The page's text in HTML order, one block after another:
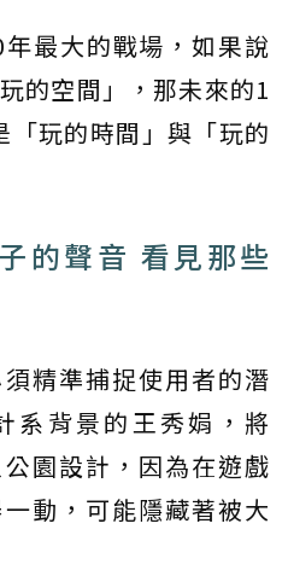
最大的戰場，如果說
的空間」，那未來的1
玩的時間」與「玩的
的聲音 看見那些
精準捕捉使用者的潛
系背景的王秀娟，將
公園設計，因為在遊戲
動，可能隱藏著被大